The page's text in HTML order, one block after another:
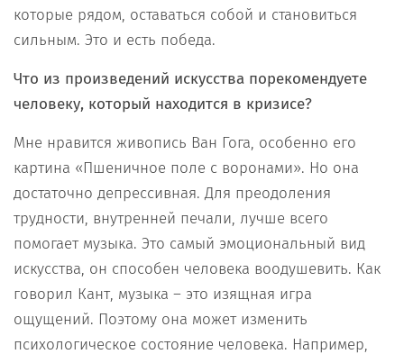
которые рядом, оставаться собой и становиться
сильным. Это и есть победа.
Что из произведений искусства порекомендуете
человеку, который находится в кризисе?
Мне нравится живопись Ван Гога, особенно его
картина «Пшеничное поле с воронами». Но она
достаточно депрессивная. Для преодоления
трудности, внутренней печали, лучше всего
помогает музыка. Это самый эмоциональный вид
искусства, он способен человека воодушевить. Как
говорил Кант, музыка – это изящная игра
ощущений. Поэтому она может изменить
психологическое состояние человека. Например,